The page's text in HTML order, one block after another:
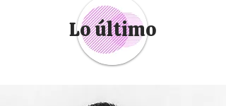
Lo último